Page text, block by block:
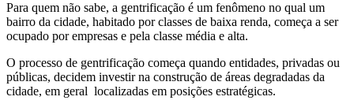
Para quem não sabe, a gentrificação é um fenômeno no qual um
bairro da cidade, habitado por classes de baixa renda, começa a ser
ocupado por empresas e pela classe média e alta.
O processo de gentrificação começa quando entidades, privadas ou
públicas, decidem investir na construção de áreas degradadas da
cidade, em geral localizadas em posições estratégicas.